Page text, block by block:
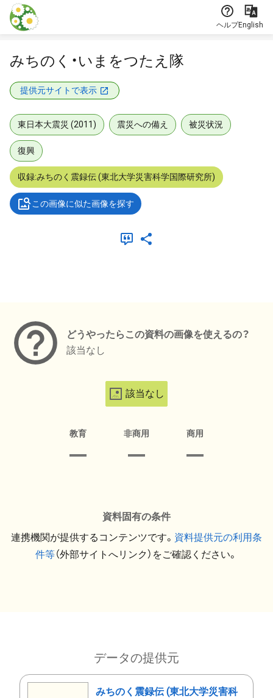
本文に飛ぶ
ヘルプEnglish
みちのく・いまをつたえ隊
提供元サイトで表示
東日本大震災 (2011) 震災への備え 被災状況
復興
収録:みちのく震録伝 (東北大学災害科学国際研究所)
この画像に似た画像を探す
どうやったらこの資料の画像を使えるの？
該当なし
該当なし
教育 非商用 商用
資料固有の条件
連携機関が提供するコンテンツです。 資料提供元の利用条
件等（外部サイトへリンク）をご確認ください。
データの提供元
みちのく震録伝 (東北大学災害科